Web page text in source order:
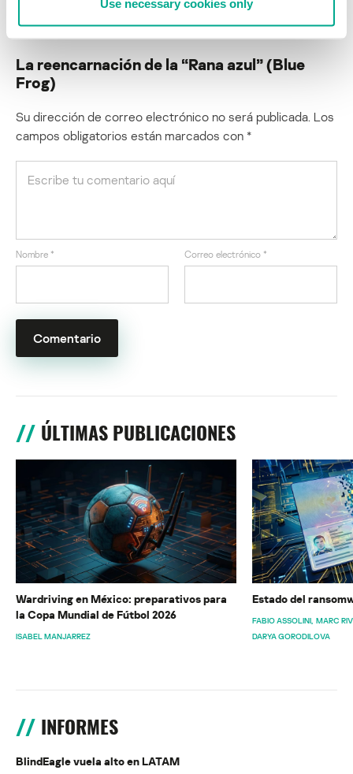
Use necessary cookies only
La reencarnación de la “Rana azul” (Blue
Frog)
Su dirección de correo electrónico no será publicada. Los
campos obligatorios están marcados con *
Nombre * Correo electrónico *
ÚLTIMAS PUBLICACIONES
Wardriving en México: preparativos para
la Copa Mundial de Fútbol 2026
ISABEL MANJARREZ
Estado del
FABIO ASSOLINI MARC
DARYA GORODILOVA
INFORMES
BlindEagle vuela alto en LATAM